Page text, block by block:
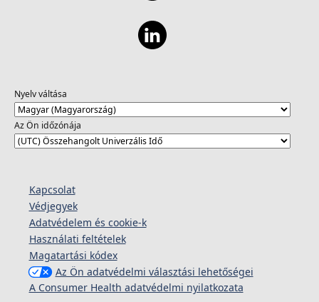
Nyelv váltása
Az Ön időzónája
Kapcsolat
Védjegyek
Adatvédelem és cookie-k
Használati feltételek
Magatartási kódex
Az Ön adatvédelmi választási lehetőségei
A Consumer Health adatvédelmi nyilatkozata